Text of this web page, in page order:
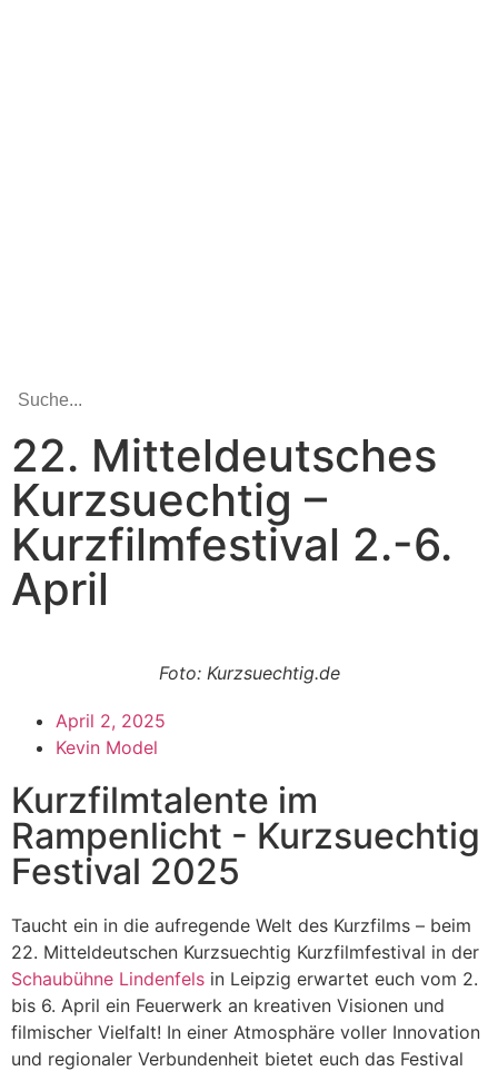
22. Mitteldeutsches
Kurzsuechtig –
Kurzfilmfestival 2.-6.
April
Foto: Kurzsuechtig.de
April 2, 2025
Kevin Model
Kurzfilmtalente im
Rampenlicht - Kurzsuechtig
Festival 2025
Taucht ein in die aufregende Welt des Kurzfilms – beim
22. Mitteldeutschen Kurzsuechtig Kurzfilmfestival in der
Schaubühne Lindenfels in Leipzig erwartet euch vom 2.
bis 6. April ein Feuerwerk an kreativen Visionen und
filmischer Vielfalt! In einer Atmosphäre voller Innovation
und regionaler Verbundenheit bietet euch das Festival